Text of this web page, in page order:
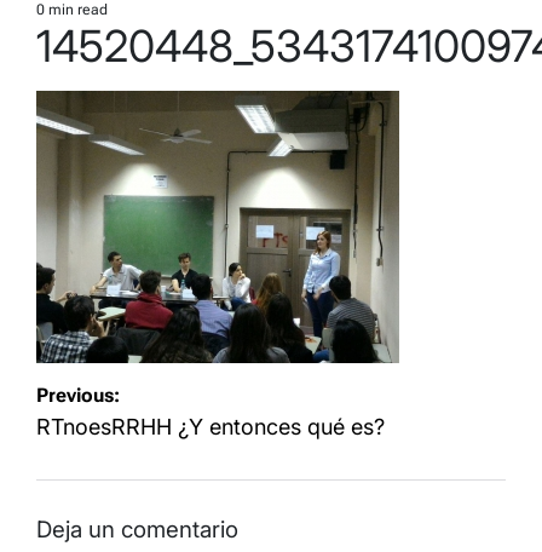
Estimated
read
time
0 min read
Navegación
de
Previous:
RTnoesRRHH ¿Y entonces qué es?
Deja un comentario